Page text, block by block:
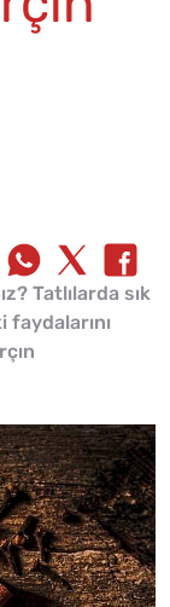
Tatlılarda sık
faydalarını